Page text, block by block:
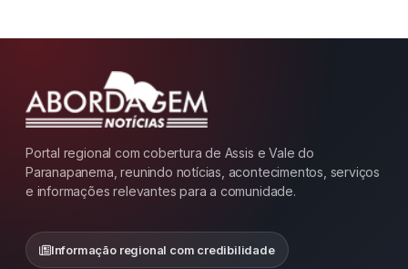
Portal regional com cobertura de Assis e Vale do
Paranapanema, reunindo notícias, acontecimentos, serviços
e informações relevantes para a comunidade.
Informação regional com credibilidade